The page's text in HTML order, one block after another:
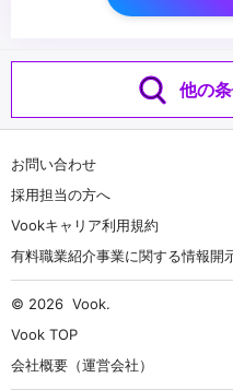
他の
お問い合わせ
採用担当の方へ
Vookキャリア利用規約
有料職業紹介事業に関する情報開
© 2026 Vook.
Vook TOP
会社概要（運営会社）